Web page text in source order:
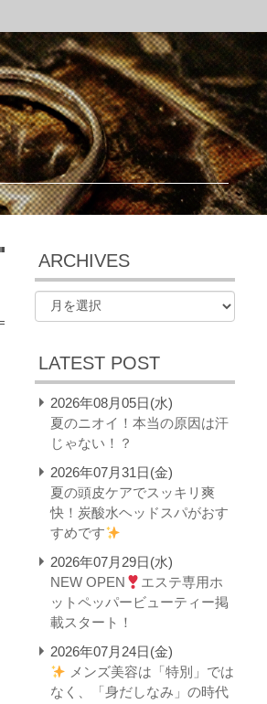
ARCHIVES
LATEST POST
2026年08月05日(水)
夏のニオイ！本当の原因は汗
じゃない！？
2026年07月31日(金)
夏の頭皮ケアでスッキリ爽
快！炭酸水ヘッドスパがおす
すめです
2026年07月29日(水)
NEW OPEN
エステ専用ホ
ットペッパービューティー掲
載スタート！
2026年07月24日(金)
メンズ美容は「特別」では
なく、「身だしなみ」の時代